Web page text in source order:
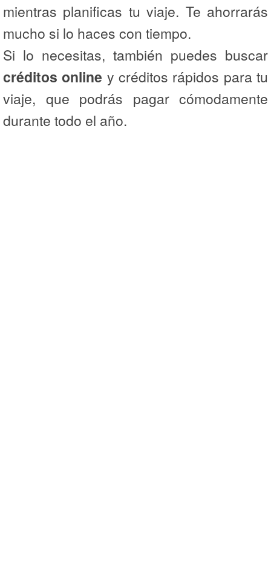
mientras planificas tu viaje. Te ahorrarás
mucho si lo haces con tiempo.
Si lo necesitas, también puedes buscar
créditos online y créditos rápidos para tu
viaje, que podrás pagar cómodamente
durante todo el año.